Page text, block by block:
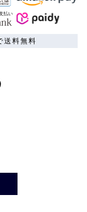
送料無料